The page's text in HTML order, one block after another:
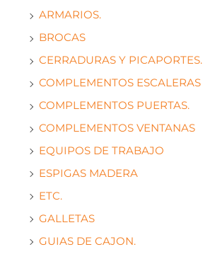
ARMARIOS.
BROCAS
CERRADURAS Y PICAPORTES.
COMPLEMENTOS ESCALERAS
COMPLEMENTOS PUERTAS.
COMPLEMENTOS VENTANAS
EQUIPOS DE TRABAJO
ESPIGAS MADERA
ETC.
GALLETAS
GUIAS DE CAJON.